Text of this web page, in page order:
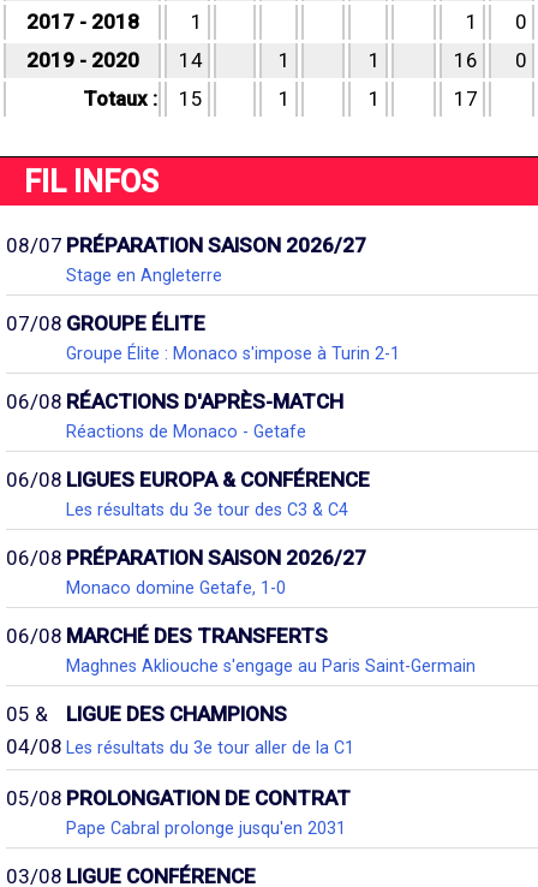
2017 - 2018
1 1
0
2019 - 2020
14 1 1 16
0
Totaux :
15 1 1 17
FIL INFOS
08/07 PRÉPARATION SAISON 2026/27
Stage en Angleterre
07/08 GROUPE ÉLITE
Groupe Élite : Monaco s'impose à Turin 2-1
06/08 RÉACTIONS D'APRÈS-MATCH
Réactions de Monaco - Getafe
06/08 LIGUES EUROPA & CONFÉRENCE
Les résultats du 3e tour des C3 & C4
06/08 PRÉPARATION SAISON 2026/27
Monaco domine Getafe, 1-0
06/08 MARCHÉ DES TRANSFERTS
Maghnes Akliouche s'engage au Paris Saint-Germain
05 &
04/08
LIGUE DES CHAMPIONS
Les résultats du 3e tour aller de la C1
05/08 PROLONGATION DE CONTRAT
Pape Cabral prolonge jusqu'en 2031
03/08 LIGUE CONFÉRENCE